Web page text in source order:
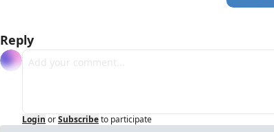
Reply
Login orSubscribeto participate